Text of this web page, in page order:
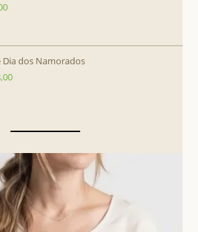
Dia dos Namorados